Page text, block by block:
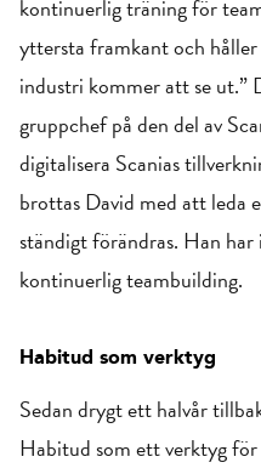
kontinuerlig träning för
yttersta framkant och
industri kommer att se ut.”
gruppchef på den del av
digitalisera Scanias
brottas David med att leda
ständigt förändras. Han
kontinuerlig teambuilding.
Habitud som verktyg
Sedan drygt ett halvår
Habitud som ett verktyg